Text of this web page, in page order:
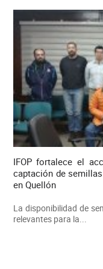
IFOP fortalece el
captación de
en Quellón
La disponibilidad de
relevantes para la...